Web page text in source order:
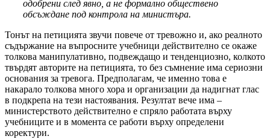
одобрени след явно, а не формално обществено
обсъждане под контрола на министъра.
Тонът на петицията звучи повече от тревожно и, ако реалното
съдържание на въпросните учебници действително се окаже
толкова манипулативно, подвеждащо и тенденциозно, колкото
твърдят авторите на петицията, то без съмнение има сериозни
основания за тревога. Предполагам, че именно това е
накарало толкова много хора и организации да надигнат глас
в подкрепа на тези настоявания. Резултат вече има –
министерството действително е спряло работата върху
учебниците и в момента се работи върху определени
коректури.